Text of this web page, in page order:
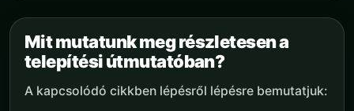
Mit mutatunk meg részletesen a
telepítési útmutatóban?
A kapcsolódó cikkben lépésről lépésre bemutatjuk: